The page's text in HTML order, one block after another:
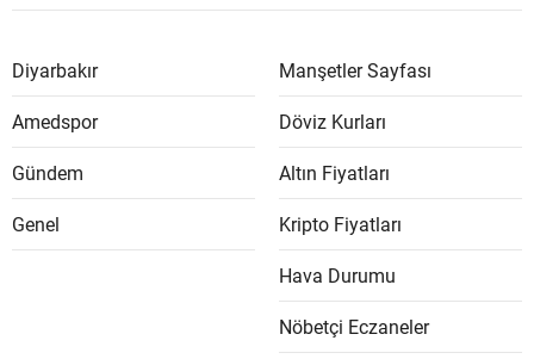
Diyarbakır
Amedspor
Gündem
Genel
Manşetler Sayfası
Döviz Kurları
Altın Fiyatları
Kripto Fiyatları
Hava Durumu
Nöbetçi Eczaneler